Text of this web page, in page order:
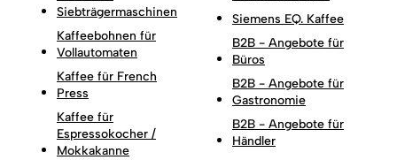
Siebträgermaschinen
Kaffeebohnen für
Vollautomaten
Kaffee für French
Press
Kaffee für
Espressokocher /
Mokkakanne
Siemens EQ. Kaffee
B2B - Angebote für
Büros
B2B - Angebote für
Gastronomie
B2B - Angebote für
Händler